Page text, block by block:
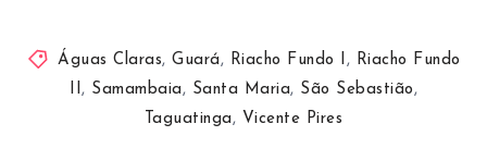
Águas Claras, Guará , Riacho Fundo I , Riacho Fundo
, Samambaia , Santa Maria, São Sebastião ,
Taguatinga , Vicente Pires